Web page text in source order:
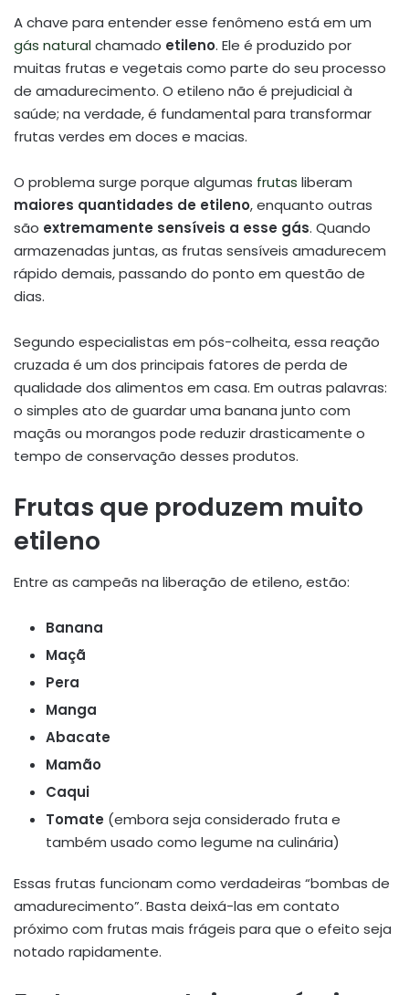
A chave para entender esse fenômeno está em um
gás naturalchamado etileno. Ele é produzido por
muitas frutas e vegetais como parte do seu processo
de amadurecimento. O etileno não é prejudicial à
saúde; na verdade, é fundamental para transformar
frutas verdes em doces e macias.
O problema surge porque algumas frutas liberam
maiores quantidades de etileno, enquanto outras
são extremamente sensíveis a esse gás. Quando
armazenadas juntas, as frutas sensíveis amadurecem
rápido demais, passando do ponto em questão de
dias.
Segundo especialistas em pós-colheita, essa reação
cruzada é um dos principais fatores de perda de
qualidade dos alimentos em casa. Em outras palavras:
o simples ato de guardar uma banana junto com
maçãs ou morangos pode reduzir drasticamente o
tempo de conservação desses produtos.
Frutas que produzem muito
etileno
Entre as campeãs na liberação de etileno, estão:
Banana
Maçã
Pera
Manga
Abacate
Mamão
Caqui
Tomate (embora seja considerado fruta e
também usado como legume na culinária)
Essas frutas funcionam como verdadeiras “bombas de
amadurecimento”. Basta deixá-las em contato
próximo com frutas mais frágeis para que o efeito seja
notado rapidamente.